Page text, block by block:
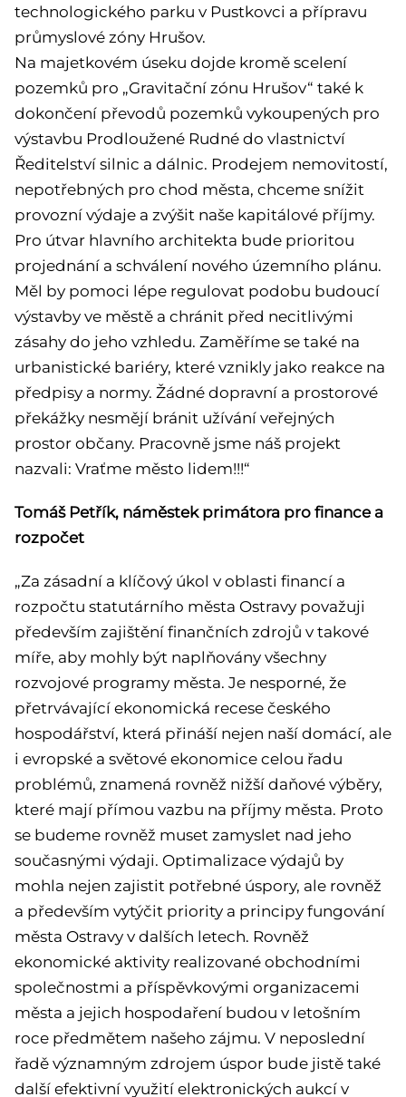
technologického parku v Pustkovci a přípravu
průmyslové zóny Hrušov.
Na majetkovém úseku dojde kromě scelení
pozemků pro „Gravitační zónu Hrušov“ také k
dokončení převodů pozemků vykoupených pro
výstavbu Prodloužené Rudné do vlastnictví
Ředitelství silnic a dálnic. Prodejem nemovitostí,
nepotřebných pro chod města, chceme snížit
provozní výdaje a zvýšit naše kapitálové příjmy.
Pro útvar hlavního architekta bude prioritou
projednání a schválení nového územního plánu.
Měl by pomoci lépe regulovat podobu budoucí
výstavby ve městě a chránit před necitlivými
zásahy do jeho vzhledu. Zaměříme se také na
urbanistické bariéry, které vznikly jako reakce na
předpisy a normy. Žádné dopravní a prostorové
překážky nesmějí bránit užívání veřejných
prostor občany. Pracovně jsme náš projekt
nazvali: Vraťme město lidem!!!“
Tomáš Petřík, náměstek primátora pro finance a
rozpočet
„Za zásadní a klíčový úkol v oblasti financí a
rozpočtu statutárního města Ostravy považuji
především zajištění finančních zdrojů v takové
míře, aby mohly být naplňovány všechny
rozvojové programy města. Je nesporné, že
přetrvávající ekonomická recese českého
hospodářství, která přináší nejen naší domácí, ale
i evropské a světové ekonomice celou řadu
problémů, znamená rovněž nižší daňové výběry,
které mají přímou vazbu na příjmy města. Proto
se budeme rovněž muset zamyslet nad jeho
současnými výdaji. Optimalizace výdajů by
mohla nejen zajistit potřebné úspory, ale rovněž
a především vytýčit priority a principy fungování
města Ostravy v dalších letech. Rovněž
ekonomické aktivity realizované obchodními
společnostmi a příspěvkovými organizacemi
města a jejich hospodaření budou v letošním
roce předmětem našeho zájmu. V neposlední
řadě významným zdrojem úspor bude jistě také
další efektivní využití elektronických aukcí v